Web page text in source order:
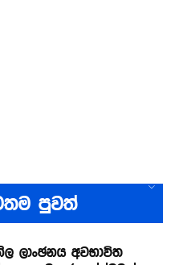
පුවත්
ලාංඡනය අවභාවිත